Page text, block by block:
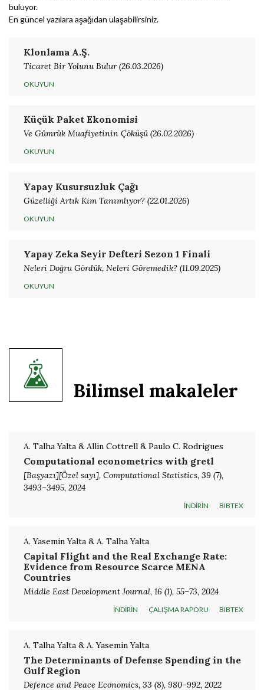
buluyor.
En güncel yazılara aşağıdan ulaşabilirsiniz.
Klonlama A.Ş.
Ticaret Bir Yolunu Bulur (26.03.2026)
OKUYUN
Küçük Paket Ekonomisi
Ve Gümrük Muafiyetinin Çöküşü (26.02.2026)
OKUYUN
Yapay Kusursuzluk Çağı
Güzelliği Artık Kim Tanımlıyor? (22.01.2026)
OKUYUN
Yapay Zeka Seyir Defteri Sezon 1 Finali
Neleri Doğru Gördük, Neleri Göremedik? (11.09.2025)
OKUYUN
Bilimsel makaleler
A. Talha Yalta & Allin Cottrell & Paulo C. Rodrigues
Computational econometrics with gretl
[Başyazı][Özel sayı], Computational Statistics, 39 (7),
3493–3495, 2024
İNDİRİN BIBTEX
A. Yasemin Yalta & A. Talha Yalta
Capital Flight and the Real Exchange Rate:
Evidence from Resource Scarce MENA
Countries
Middle East Development Journal, 16 (1), 55–73, 2024
İNDİRİN ÇALIŞMA RAPORU BIBTEX
A. Talha Yalta & A. Yasemin Yalta
The Determinants of Defense Spending in the
Gulf Region
Defence and Peace Economics, 33 (8), 980–992, 2022